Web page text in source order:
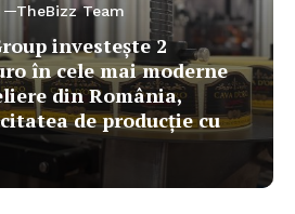
TheBizz Team
investește 2
în cele mai moderne
din România,
de producție cu